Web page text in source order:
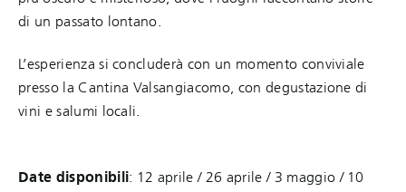
di un passato lontano.
L’esperienza si concluderà con un momento conviviale
presso la Cantina Valsangiacomo, con degustazione di
vini e salumi locali.
Date disponibili: 12 aprile / 26 aprile / 3 maggio / 10